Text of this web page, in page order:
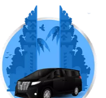
content